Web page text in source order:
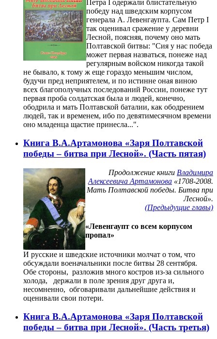
Петра I одержали блистательную
победу над шведским корпусом
генерала А. Левенгаупта. Сам Петр I
так оценивал сражение у деревни
Лесной, поясняя, почему оно мать
Полтавской битвы: "Сия у нас победа
может первая назваться, понеже над
регулярным войском никогда такой
не бывало, к тому ж еще гораздо меньшим числом,
будучи пред неприятелем, и по истинне оная виною
всех благополучных последований России, понеже тут
первая проба солдатская была и людей, конечно,
ободрила и мать Полтавской баталии, как ободрением
людей, так и временем, ибо по девятимесячном времени
оно младенца щастие принесла...".
Книга В.А.Артамонова «Заря Полтавской
победы – битва при Лесной». (Часть пятая)
Продолжение книги Владимира
Алексеевича Артамонова «1708-2008.
Мать Полтавской победы. Битва при
Лесной».
(Предыдущие главы)
«Левенгаупт со всем корпусом
пропал»
И русские и шведские источники молчат о том, что
обсуждали военачальники после битвы 28 сентября.
Обе стороны, разложив много костров из-за сильного
холода, держали в поле зрения друг друга и,
несомненно, обговаривали дальнейшие действия и
оценивали свои потери.
Книга В.А.Артамонова «Заря Полтавской
победы – битва при Лесной». (Часть третья)